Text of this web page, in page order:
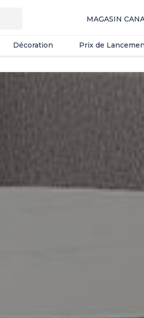
MAGASIN
Décoration Prix de